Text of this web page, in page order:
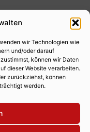
wir Technologien wie
und/oder darauf
können wir Daten
dieser Website verarbeiten.
zurückziehst, können
werden.